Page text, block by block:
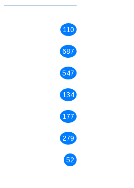
110
687
547
134
177
279
52